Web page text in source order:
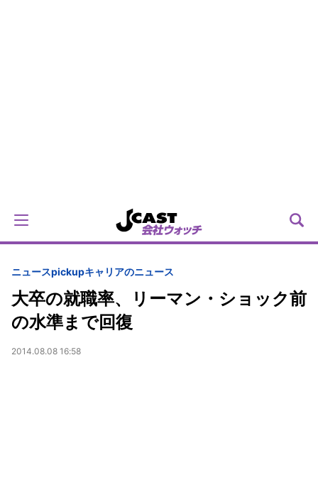
ニュースpickupキャリアのニュース
大卒の就職率、リーマン・ショック前
の水準まで回復
2014.08.08 16:58